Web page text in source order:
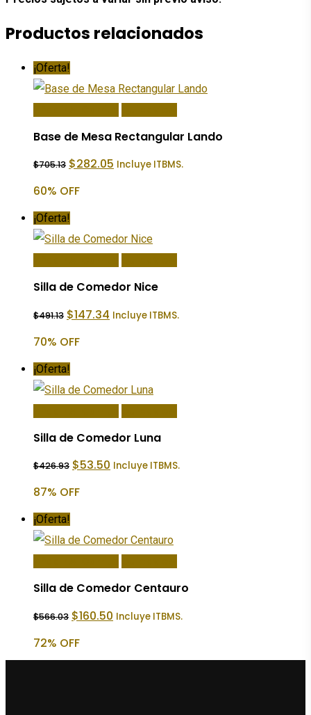
Productos relacionados
¡Oferta!
Base de Mesa Rectangular Lando
$705.13 El
precio
era:
$282.05 El
precio
Incluye ITBMS.
60% OFF
¡Oferta!
Silla de Comedor Nice
$491.13 El
precio
era:
$147.34 El
precio
Incluye ITBMS.
70% OFF
¡Oferta!
Silla de Comedor Luna
$426.93 El
precio
era:
$53.50 El
precio
Incluye ITBMS.
87% OFF
¡Oferta!
Silla de Comedor Centauro
$566.03 El
precio
era:
$160.50 El
precio
Incluye ITBMS.
72% OFF